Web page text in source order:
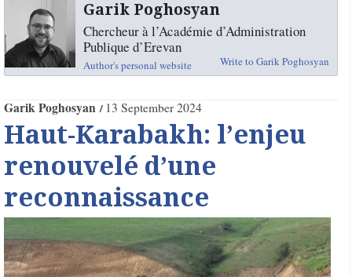
Garik Poghosyan
Chercheur à l’Académie d’Administration
Publique d’Erevan
Author's personal website Write to Garik Poghosyan
Garik Poghosyan 13 September 2024
Haut-Karabakh: l’enjeu
renouvelé d’une
reconnaissance